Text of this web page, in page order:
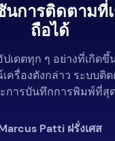
นการติดตามที่
ถือได้
เดตทุก ๆ อย่างที่เกิดขึ้
ครื่องดังกล่าว ระบบติ
ะการบันทึกการพิมพ์ที่สุ
Patti ฝรั่งเศส